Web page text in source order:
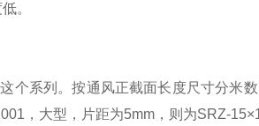
。
个系列。按通风正截面长度尺寸分米
，大型，片距为5mm，则为SRZ-